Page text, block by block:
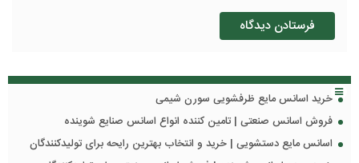
خرید اسانس مایع ظرفشویی سورن شیمی
فروش اسانس صنعتی | تامین کننده انواع اسانس صنایع شوینده
اسانس مایع دستشویی | خرید و انتخاب بهترین رایحه برای تولیدکنندگان